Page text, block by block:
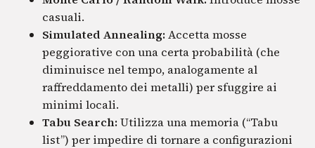
casuali.
Simulated Annealing: Accetta mosse
peggiorative con una certa probabilità (che
diminuisce nel tempo, analogamente al
raffreddamento dei metalli) per sfuggire ai
minimi locali.
Tabu Search: Utilizza una memoria (“Tabu
list”) per impedire di tornare a configurazioni